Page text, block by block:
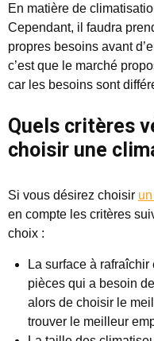
En matière de
Cependant, il faudra
propres besoins avant
c’est que le marché
car les besoins sont
Quels critères
choisir une
Si vous désirez choisir
en compte les critères
choix :
La surface à
pièces qui a besoin
alors de choisir le
trouver le meilleur